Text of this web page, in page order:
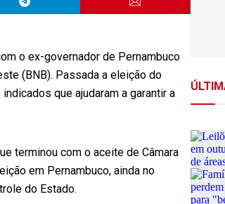
o ex-governador de Pernambuco
(BNB). Passada a eleição do
que ajudaram a garantir a
terminou com o aceite de Câmara
em Pernambuco, ainda no
do Estado.